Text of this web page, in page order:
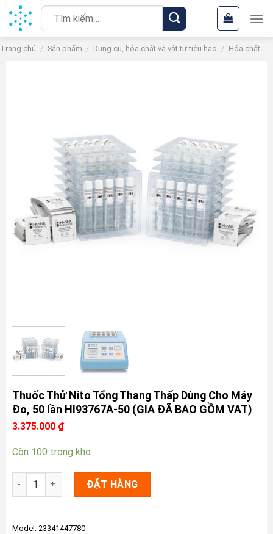
Chuyển
đến
nội
dung
Tìm
kiếm:
Trang chủ / Sản phẩm / Dụng cụ, hóa chất và vật tư tiêu hao / Hóa chất
Thuốc Thử Nito Tổng Thang Thấp Dùng Cho Máy
Đo, 50 lần HI93767A-50 (GIA ĐÃ BAO GỒM VAT)
3.375.000 ₫
Còn 100 trong kho
Thuốc Thử Nito Tổng Thang Thấp Dùng Cho Máy Đo, 50 lần
ĐẶT HÀNG
Model: 23341447780